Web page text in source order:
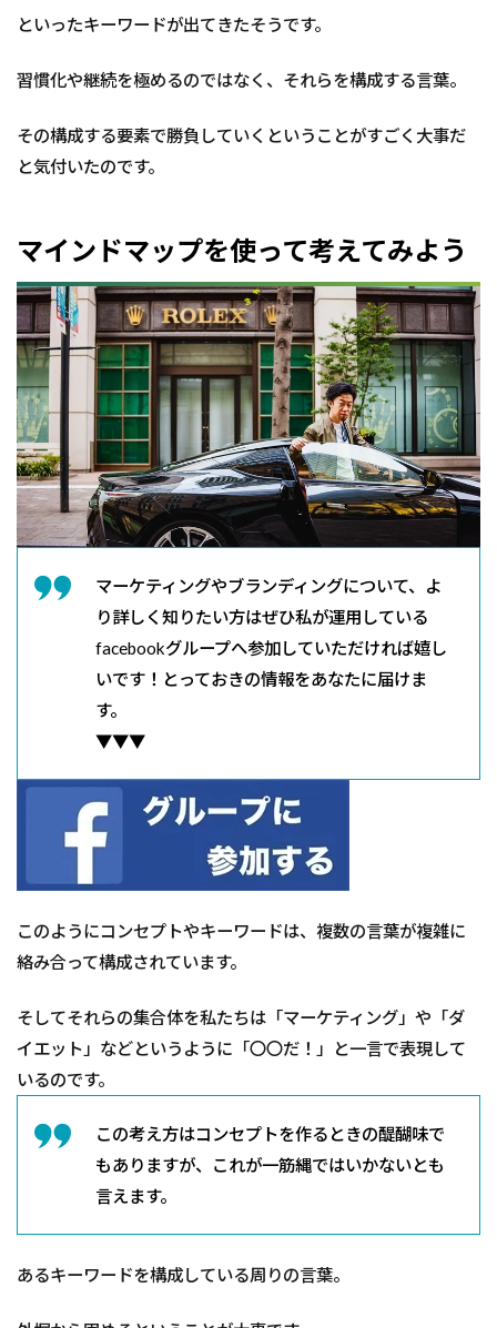
といったキーワードが出てきたそうです。
習慣化や継続を極めるのではなく、それらを構成する言葉。
その構成する要素で勝負していくということがすごく大事だ
と気付いたのです。
マインドマップを使って考えてみよう
マーケティングやブランディングについて、よ
り詳しく知りたい方はぜひ私が運用している
facebookグループへ参加していただければ嬉し
いです！とっておきの情報をあなたに届けま
す。
▼▼▼
このようにコンセプトやキーワードは、複数の言葉が複雑に
絡み合って構成されています。
そしてそれらの集合体を私たちは「マーケティング」や「ダ
イエット」などというように「〇〇だ！」と一言で表現して
いるのです。
この考え方はコンセプトを作るときの醍醐味で
もありますが、これが一筋縄ではいかないとも
言えます。
あるキーワードを構成している周りの言葉。